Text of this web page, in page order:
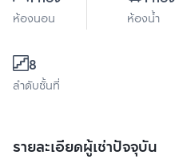
ห้องนอน ห้องน้ำ
8
ลำดับชั้นที่
รายละเอียดผู้เช่าปัจจุบัน